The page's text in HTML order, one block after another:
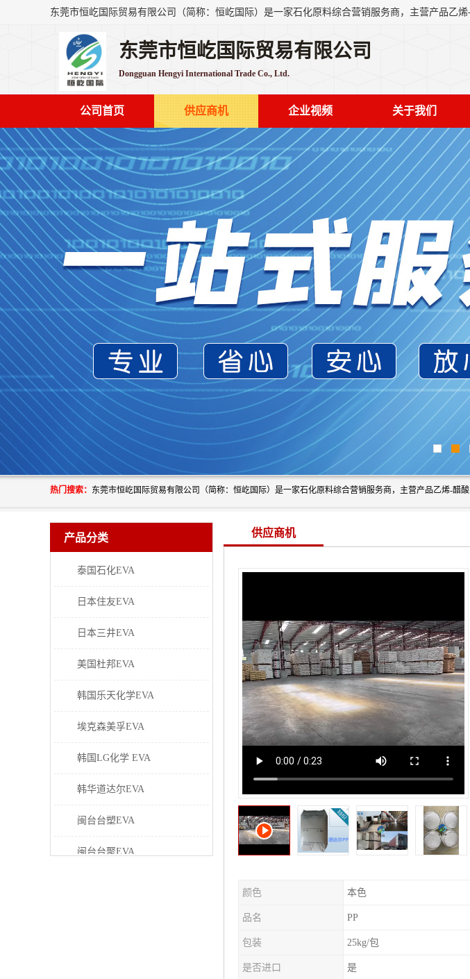
东莞市恒屹国际贸易有限公司
Dongguan Hengyi International Trade Co., Ltd.
公司首页 供应商机 企业视频 关于我们
热门搜索：
产品分类
泰国石化EVA
日本住友EVA
日本三井EVA
美国杜邦EVA
韩国乐天化学EVA
埃克森美孚EVA
韩国LG化学 EVA
韩华道达尔EVA
闽台台塑EVA
闽台台聚EVA
供应商机
颜色 本色
品名 PP
包装 25kg/包
是否进口 是